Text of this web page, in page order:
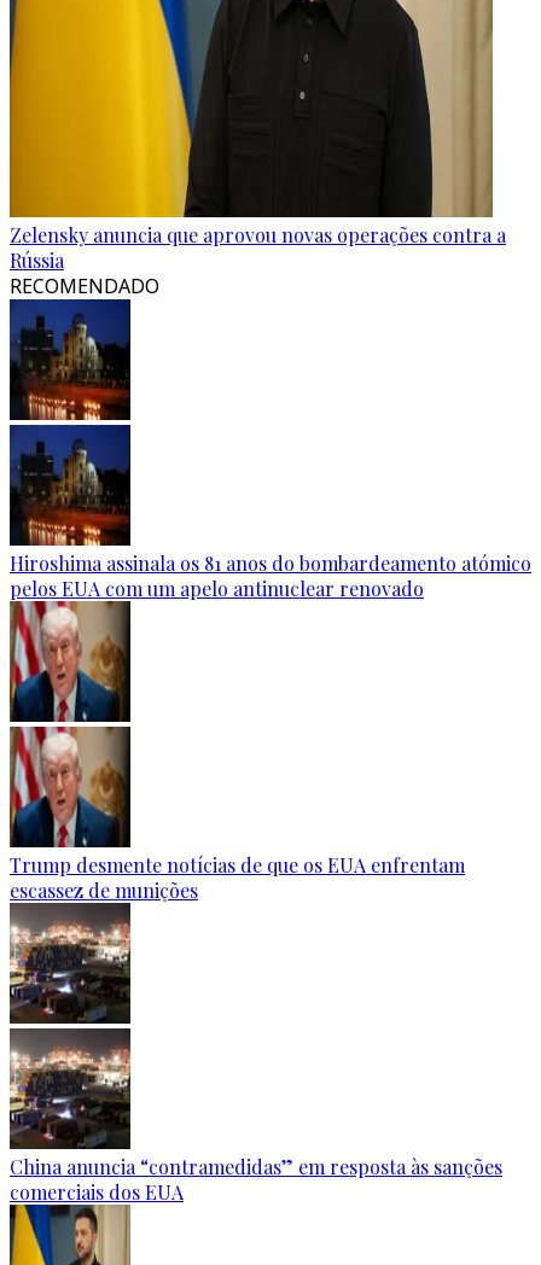
Zelensky anuncia que aprovou novas operações contra a
Rússia
RECOMENDADO
Hiroshima assinala os 81 anos do bombardeamento atómico
pelos EUA com um apelo antinuclear renovado
Trump desmente notícias de que os EUA enfrentam
escassez de munições
China anuncia “contramedidas” em resposta às sanções
comerciais dos EUA